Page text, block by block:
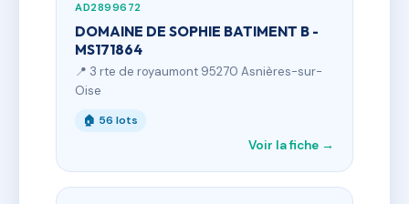
AD2899672
DOMAINE DE SOPHIE BATIMENT B -
MS171864
📍 3 rte de royaumont 95270 Asnières-sur-
Oise
🏠 56 lots
Voir la fiche →